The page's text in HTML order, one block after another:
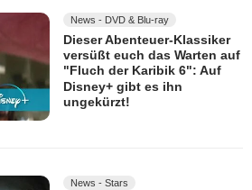
News - DVD & Blu-ray
Dieser Abenteuer-Klassiker
versüßt euch das Warten auf
"Fluch der Karibik 6": Auf
Disney+ gibt es ihn
ungekürzt!
News - Stars